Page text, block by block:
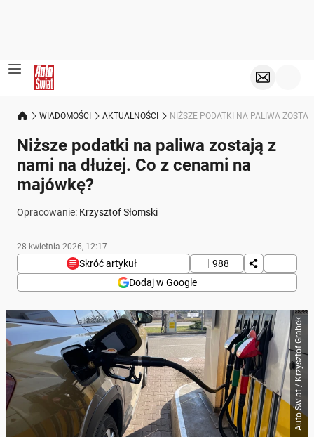
WIADOMOŚCI AKTUALNOŚCI NIŻSZE PODATKI NA PALIWA
Niższe podatki na paliwa zostają z
nami na dłużej. Co z cenami na
majówkę?
Opracowanie: Krzysztof Słomski
28 kwietnia 2026, 12:17
Skróć artykuł
988
Dodaj w Google
Poniżej streszczenie artykułu:
Skrót przygotowany przez Onet Czat z AI, może zawierać błędy.
Rząd przedłuża obniżony VAT i akcyzę na paliwa do
15 maja, co korzystnie wpłynie na kierowców.
Obniżony VAT wynosi 8% zamiast 23%, a akcyza
została zredukowana do minimalnych poziomów UE.
Maksymalne ceny paliw są ustalane przez
Ministerstwo Energii i obowiązują na wszystkich
stacjach.
Auto Świat / Krzysztof Grabek